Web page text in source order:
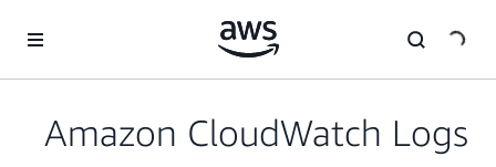
Amazon CloudWatch Logs